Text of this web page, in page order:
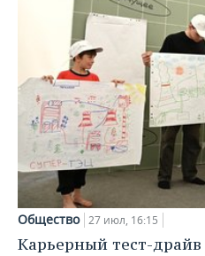
Общество 27 июл, 16:15
Карьерный тест-